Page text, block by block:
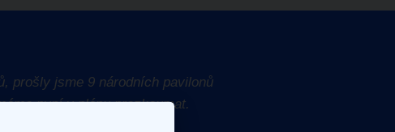
prošly jsme 9 národních pavilonů
nyní v plánu prozkoumat.